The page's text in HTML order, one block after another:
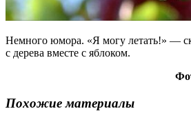
Немного юмора. «Я могу летать!» —
с дерева вместе с яблоком.
Похожие материалы